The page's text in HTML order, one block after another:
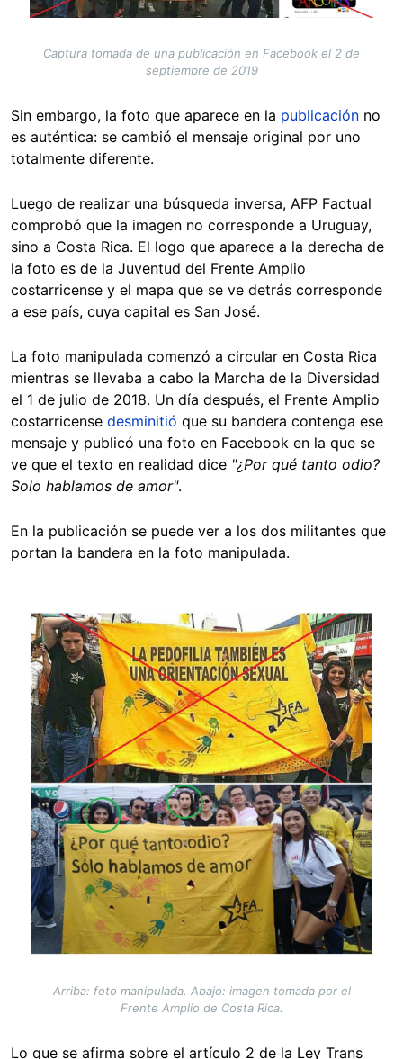
Captura tomada de una publicación en Facebook el 2 de
septiembre de 2019
Sin embargo, la foto que aparece en la publicación no
es auténtica: se cambió el mensaje original por uno
totalmente diferente.
Luego de realizar una búsqueda inversa, AFP Factual
comprobó que la imagen no corresponde a Uruguay,
sino a Costa Rica. El logo que aparece a la derecha de
la foto es de la Juventud del Frente Amplio
costarricense y el mapa que se ve detrás corresponde
a ese país, cuya capital es San José.
La foto manipulada comenzó a circular en Costa Rica
mientras se llevaba a cabo la Marcha de la Diversidad
el 1 de julio de 2018. Un día después, el Frente Amplio
costarricense desminitió que su bandera contenga ese
mensaje y publicó una foto en Facebook en la que se
ve que el texto en realidad dice "¿Por qué tanto odio?
Solo hablamos de amor".
En la publicación se puede ver a los dos militantes que
portan la bandera en la foto manipulada.
Image
Arriba: foto manipulada. Abajo: imagen tomada por el
Frente Amplio de Costa Rica.
Lo que se afirma sobre el artículo 2 de la Ley Trans